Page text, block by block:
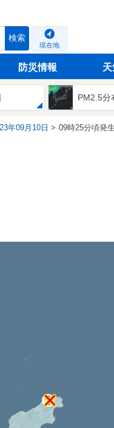
検索
現在地
防災情報 天
PM2.5分
年09月10日 09時25分頃発